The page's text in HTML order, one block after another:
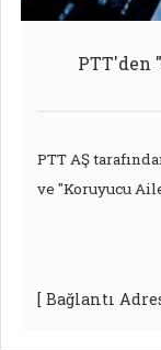
PTT'den
PTT AŞ
ve "Koruyucu
[ Bağlantı